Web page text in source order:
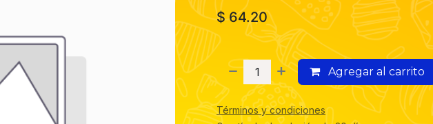
$64.20
Agregar al carrito
Términos y condiciones